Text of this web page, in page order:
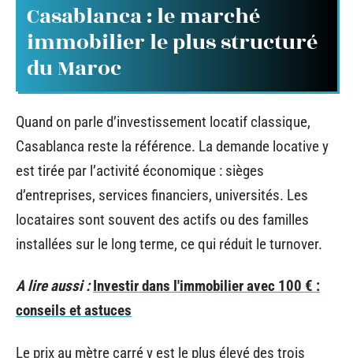
Casablanca : le marché
immobilier le plus structuré
du Maroc
Quand on parle d’investissement locatif classique,
Casablanca reste la référence. La demande locative y
est tirée par l’activité économique : sièges
d’entreprises, services financiers, universités. Les
locataires sont souvent des actifs ou des familles
installées sur le long terme, ce qui réduit le turnover.
A lire aussi : Investir dans l'immobilier avec 100 € :
conseils et astuces
Le prix au mètre carré y est le plus élevé des trois